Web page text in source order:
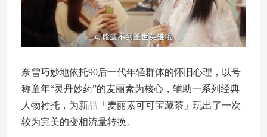
奈雪巧妙地依托90后一代年轻群体的怀旧心理，以号
称童年“灵丹妙药”的麦丽素为核心，辅助一系列经典
人物衬托，为新品「麦丽素可可宝藏茶」玩出了一次
较为完美的变相流量转换。